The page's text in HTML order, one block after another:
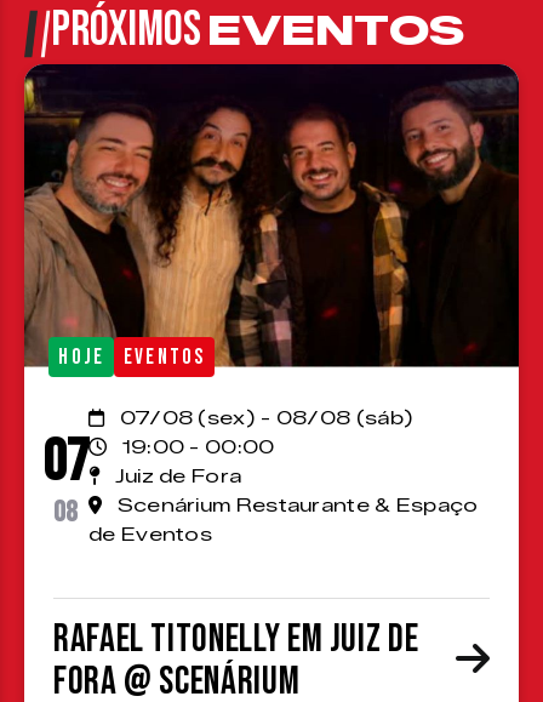
PRÓXIMOSEVENTOS
HOJE EVENTOS
07
08
07/08 (sex) - 08/08 (sáb)
19:00 - 00:00
Juiz de Fora
Scenárium Restaurante & Espaço
de Eventos
Rafael Titonelly em Juiz de
Fora @ Scenárium